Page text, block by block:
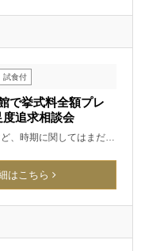
試食付
で挙式料全額プレ
追求相談会
、時期に関してはまだ…
はこちら